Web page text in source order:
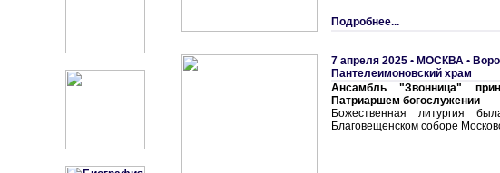
Подробнее...
7 апреля 2025 • МОСКВА •
Пантелеимоновский храм
Ансамбль "Звонница"
Патриаршем богослужении
Божественная литургия
Благовещенском соборе